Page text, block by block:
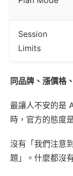
Session
Limits
同品牌、漲價格
最讓人不安的是
時，官方的態度
沒有「我們注意
題」。什麼都沒